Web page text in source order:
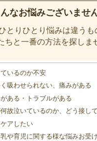
なお悩みございませ
とりひとり悩みは違うも
ちと一番の方法を探しま
いるのか不安
吸わせられない、痛みがある
ある・トラブルがある
故泣いているのか、どう接し
アしたい
や育児に関する様な悩みお受け